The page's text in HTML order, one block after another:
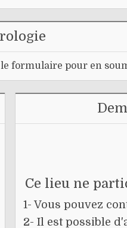
formulaire pour en
Ce lieu ne
1- Vous pouvez
2- Il est possible